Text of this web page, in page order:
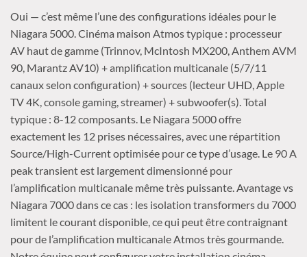
Oui — c’est même l’une des configurations idéales pour le
Niagara 5000. Cinéma maison Atmos typique : processeur
AV haut de gamme (Trinnov, McIntosh MX200, Anthem AVM
90, Marantz AV10) + amplification multicanale (5/7/11
canaux selon configuration) + sources (lecteur UHD, Apple
TV 4K, console gaming, streamer) + subwoofer(s). Total
typique : 8-12 composants. Le Niagara 5000 offre
exactement les 12 prises nécessaires, avec une répartition
Source/High-Current optimisée pour ce type d’usage. Le 90 A
peak transient est largement dimensionné pour
l’amplification multicanale même très puissante. Avantage vs
Niagara 7000 dans ce cas : les isolation transformers du 7000
limitent le courant disponible, ce qui peut être contraignant
pour de l’amplification multicanale Atmos très gourmande.